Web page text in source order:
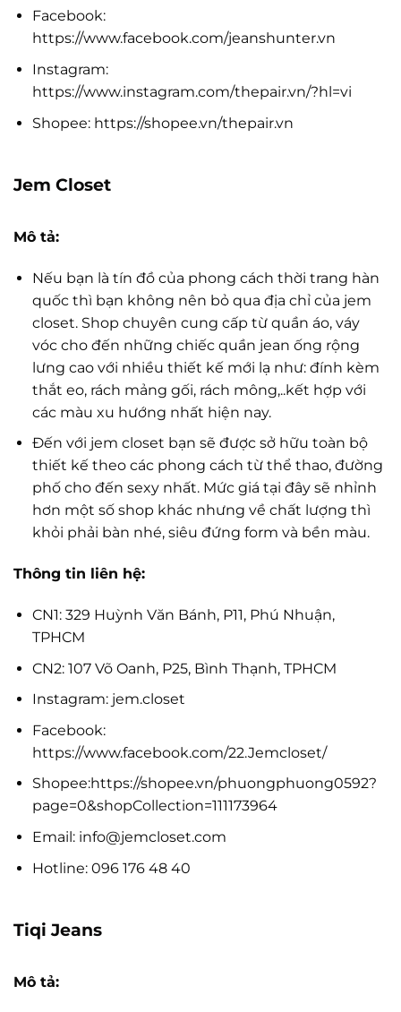
Facebook:
https://www.facebook.com/jeanshunter.vn
Instagram:
https://www.instagram.com/thepair.vn/?hl=vi
Shopee: https://shopee.vn/thepair.vn
Jem Closet
Mô tả:
Nếu bạn là tín đồ của phong cách thời trang hàn
quốc thì bạn không nên bỏ qua địa chỉ của jem
closet. Shop chuyên cung cấp từ quần áo, váy
vóc cho đến những chiếc quần jean ống rộng
lưng cao với nhiều thiết kế mới lạ như: đính kèm
thắt eo, rách mảng gối, rách mông,..kết hợp với
các màu xu hướng nhất hiện nay.
Đến với jem closet bạn sẽ được sở hữu toàn bộ
thiết kế theo các phong cách từ thể thao, đường
phố cho đến sexy nhất. Mức giá tại đây sẽ nhỉnh
hơn một số shop khác nhưng về chất lượng thì
khỏi phải bàn nhé, siêu đứng form và bền màu.
Thông tin liên hệ:
CN1: 329 Huỳnh Văn Bánh, P11, Phú Nhuận,
TPHCM
CN2: 107 Võ Oanh, P25, Bình Thạnh, TPHCM
Instagram: jem.closet
Facebook:
https://www.facebook.com/22.Jemcloset/
Shopee:https://shopee.vn/phuongphuong0592?
page=0&shopCollection=111173964
Email: info@jemcloset.com
Hotline: 096 176 48 40
Tiqi Jeans
Mô tả: